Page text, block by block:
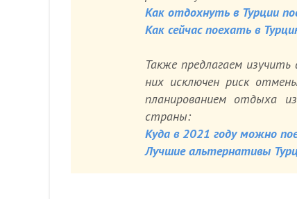
Как отдохнуть в Турции
Как сейчас поехать в
Также предлагаем
них исключен риск
планированием отдыха
страны:
Куда в 2021 году можно
Лучшие альтернативы